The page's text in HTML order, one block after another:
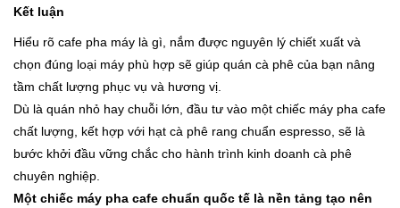
Kết luận
Hiểu rõ cafe pha máy là gì, nắm được nguyên lý chiết xuất và
chọn đúng loại máy phù hợp sẽ giúp quán cà phê của bạn nâng
tầm chất lượng phục vụ và hương vị.
Dù là quán nhỏ hay chuỗi lớn, đầu tư vào một chiếc máy pha cafe
chất lượng, kết hợp với hạt cà phê rang chuẩn espresso, sẽ là
bước khởi đầu vững chắc cho hành trình kinh doanh cà phê
chuyên nghiệp.
Một chiếc máy pha cafe chuẩn quốc tế là nền tảng tạo nên